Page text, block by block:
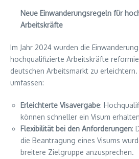
Neue Einwanderungsregeln für
Arbeitskräfte
Im Jahr 2024 wurden die
hochqualifizierte Arbeitskräfte
deutschen Arbeitsmarkt zu
umfassen:
Erleichterte Visavergabe:
können schneller ein Visum
Flexibilität bei den Anforderungen:
die Beantragung eines Visums
breitere Zielgruppe anzusprechen.